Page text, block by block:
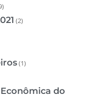
(2)
(1)
do